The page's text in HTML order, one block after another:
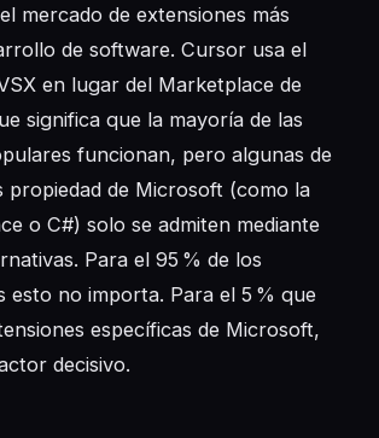
mercado de extensiones más
de software. Cursor usa el
en lugar del Marketplace de
significa que la mayoría de las
funcionan, pero algunas de
propiedad de Microsoft (como la
o C#) solo se admiten mediante
Para el 95 % de los
esto no importa. Para el 5 % que
específicas de Microsoft,
decisivo.